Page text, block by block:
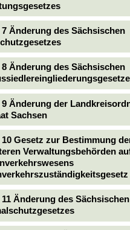
Änderung des Sächsischen
Änderung des Sächsischen
Änderung der
Sachsen
Gesetz zur Bestimmung
Verwaltungsbehörden
Änderung des Sächsischen